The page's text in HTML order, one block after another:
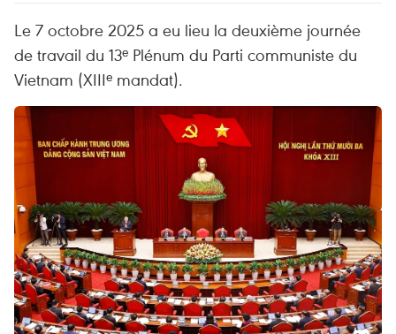
Le 7 octobre 2025 a eu lieu la deuxième journée
de travail du 13ᵉ Plénum du Parti communiste du
Vietnam (XIIIᵉ mandat).